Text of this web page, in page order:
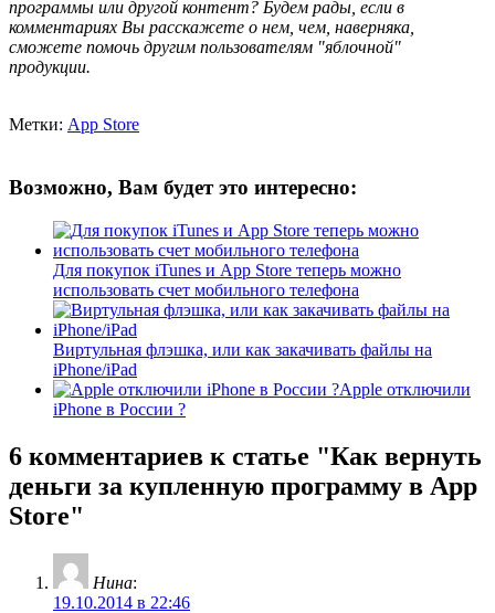
программы или другой контент? Будем рады, если в
комментариях Вы расскажете о нем, чем, наверняка,
сможете помочь другим пользователям "яблочной"
продукции.
Метки: App Store
Возможно, Вам будет это интересно:
Для покупок iTunes и App Store теперь можно
использовать счет мобильного телефона
Виртульная флэшка, или как закачивать файлы на
iPhone/iPad
Apple отключили
iPhone в России ?
6 комментариев к статье "Как вернуть
деньги за купленную программу в App
Store"
Нина:
19.10.2014 в 22:46